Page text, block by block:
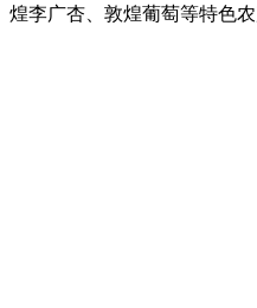
煌李广杏、敦煌葡萄等特色